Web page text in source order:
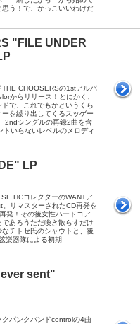
う！で、かっこいいわけだ
"FILE UNDER
CHOOSERSの1stアルバ
からリリース！とにかく、
で、これでもかというくら
を繰り出してくるスッゲー
2ndシングルの再録2曲を含
いらないレベルのメロディ
LP
HCコレクターのWANTア
リマスターされたCD再発を
発！その後女性ハードコア･
あろうただ喚き散らすだけ
チトセ氏のシャウトと、後
楽器隊による初期
sent"
パンクバンドcontrolの4曲